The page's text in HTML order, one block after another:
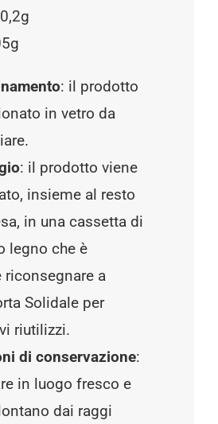
: il prodotto
in vetro da
: il prodotto viene
insieme al resto
in una cassetta di
legno che è
a
Solidale per
riutilizzi.
di conservazione:
in luogo fresco e
dai raggi